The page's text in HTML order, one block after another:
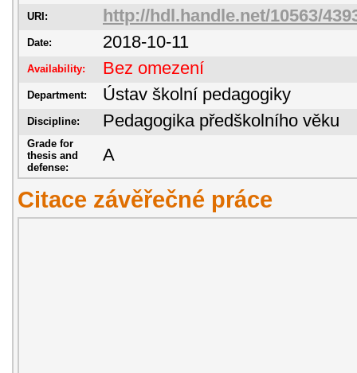
URI: http://hdl.handle.net/10563/
Date: 2018-10-11
Availability: Bez omezení
Department: Ústav školní pedagogiky
Discipline: Pedagogika předškolního věku
Grade for
thesis and
defense:
A
Citace závěřečné práce